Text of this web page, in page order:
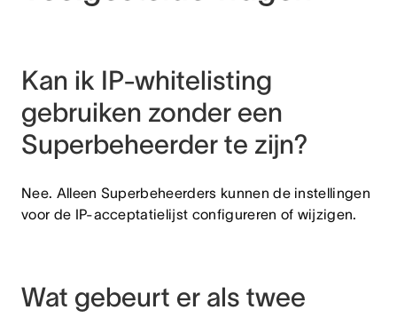
Kan ik IP-whitelisting
gebruiken zonder een
Superbeheerder te zijn?
Nee. Alleen Superbeheerders kunnen de instellingen
voor de IP-acceptatielijst configureren of wijzigen.
Wat gebeurt er als twee